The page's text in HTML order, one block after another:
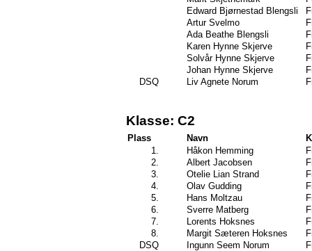
Edward Bjørnestad Blengsli
Artur Svelmo
Ada Beathe Blengsli
Karen Hynne Skjerve
Solvår Hynne Skjerve
Johan Hynne Skjerve
DSQ
Liv Agnete Norum
Klasse: C2
Plass Navn
1.
Håkon Hemming
2.
Albert Jacobsen
3.
Otelie Lian Strand
4.
Olav Gudding
5.
Hans Moltzau
6.
Sverre Matberg
7.
Lorents Hoksnes
8.
Margit Sæteren Hoksnes
DSQ
Ingunn Seem Norum